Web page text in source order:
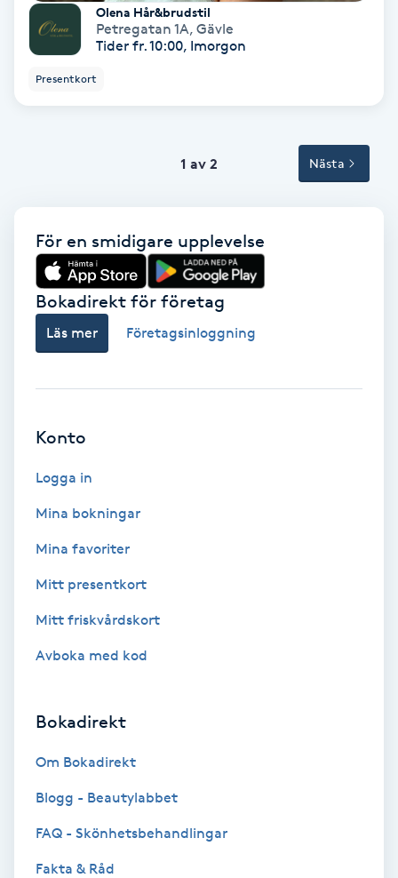
Träning
Tvätt & Fön
Vaxning
Vaxning brasiliansk
Veterinär
Volymfransar
Vårtor
Yin Yoga
Yoga Nidra
Olena Hår&brudstil
Petregatan 1A, Gävle
Tider fr. 10:00, Imorgon
Presentkort
1 av 2 Nästa
För en smidigare upplevelse
Bokadirekt för företag
Läs mer Företagsinloggning
Konto
Logga in
Mina bokningar
Mina favoriter
Mitt presentkort
Mitt friskvårdskort
Avboka med kod
Bokadirekt
Om Bokadirekt
Blogg - Beautylabbet
FAQ - Skönhetsbehandlingar
Fakta & Råd